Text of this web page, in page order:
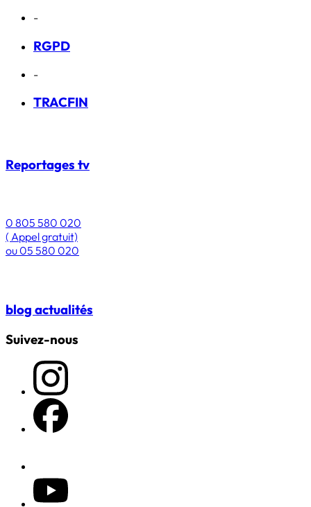
-
RGPD
-
TRACFIN
Reportages tv
0 805 580 020
( Appel gratuit)
ou05 580 020
blog actualités
Suivez-nous